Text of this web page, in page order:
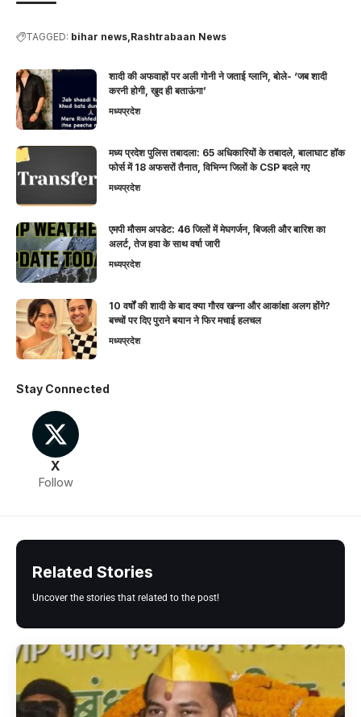
TAGGED: bihar news Rashtrabaan News
शादी की अफवाहों पर अली गोनी ने जताई ग्लानि, बोले- ‘जब शादी
करनी होगी, खुद ही बताऊंगा’
मध्यप्रदेश
मध्य प्रदेश पुलिस तबादला: 65 अधिकारियों के तबादले, बालाघाट हॉक
फोर्स में 18 अफसरों तैनात, विभिन्न जिलों के CSP बदले गए
मध्यप्रदेश
एमपी मौसम अपडेट: 46 जिलों में मेघगर्जन, बिजली और बारिश का
अलर्ट, तेज हवा के साथ वर्षा जारी
मध्यप्रदेश
10 वर्षों की शादी के बाद क्या गौरव खन्ना और आकांक्षा अलग होंगे?
बच्चों पर दिए पुराने बयान ने फिर मचाई हलचल
मध्यप्रदेश
Stay Connected
X
Follow
Related Stories
Uncover the stories that related to the post!